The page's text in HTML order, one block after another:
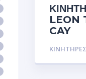
LEON
CAY
ΚΙΝΗΤΗΡΕΣ